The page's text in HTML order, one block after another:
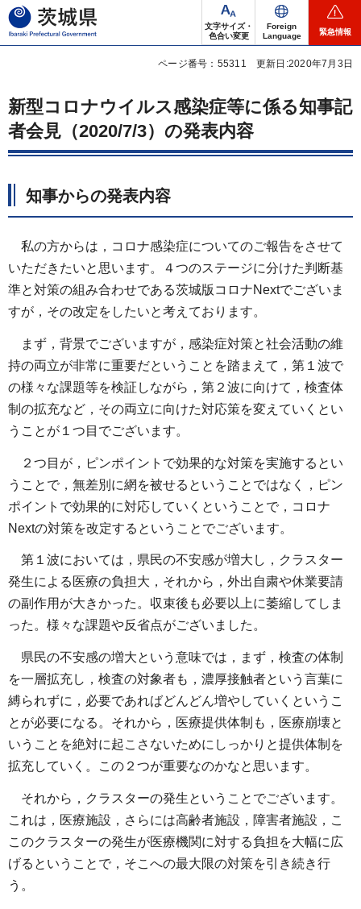
茨城県
文字サイズ・
色合い変更
Foreign
Language
緊急情報
ページ番号：55311 更新日:2020年7月3日
新型コロナウイルス感染症等に係る知事記
者会見（2020/7/3）の発表内容
知事からの発表内容
私の方からは，コロナ感染症についてのご報告をさせて
いただきたいと思います。４つのステージに分けた判断基
準と対策の組み合わせである茨城版コロナNextでございま
すが，その改定をしたいと考えております。
まず，背景でございますが，感染症対策と社会活動の維
持の両立が非常に重要だということを踏まえて，第１波で
の様々な課題等を検証しながら，第２波に向けて，検査体
制の拡充など，その両立に向けた対応策を変えていくとい
うことが１つ目でございます。
２つ目が，ピンポイントで効果的な対策を実施するとい
うことで，無差別に網を被せるということではなく，ピン
ポイントで効果的に対応していくということで，コロナ
Nextの対策を改定するということでございます。
第１波においては，県民の不安感が増大し，クラスター
発生による医療の負担大，それから，外出自粛や休業要請
の副作用が大きかった。収束後も必要以上に萎縮してしま
った。様々な課題や反省点がございました。
県民の不安感の増大という意味では，まず，検査の体制
を一層拡充し，検査の対象者も，濃厚接触者という言葉に
縛られずに，必要であればどんどん増やしていくというこ
とが必要になる。それから，医療提供体制も，医療崩壊と
いうことを絶対に起こさないためにしっかりと提供体制を
拡充していく。この２つが重要なのかなと思います。
それから，クラスターの発生ということでございます。
これは，医療施設，さらには高齢者施設，障害者施設，こ
このクラスターの発生が医療機関に対する負担を大幅に広
げるということで，そこへの最大限の対策を引き続き行
う。